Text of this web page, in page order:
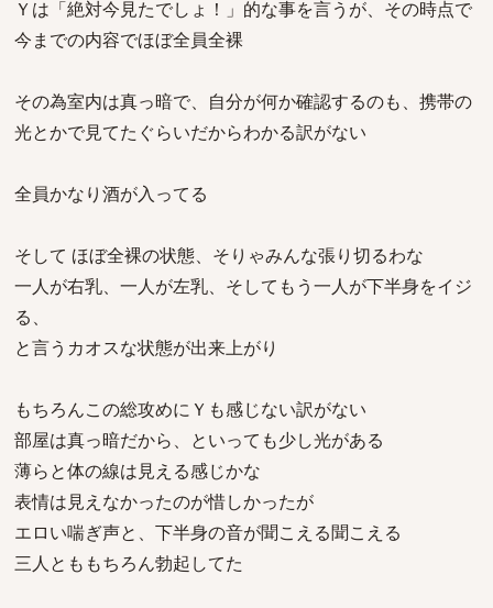
Ｙは「絶対今見たでしょ！」的な事を言うが、その時点で
今までの内容でほぼ全員全裸
その為室内は真っ暗で、自分が何か確認するのも、携帯の
光とかで見てたぐらいだからわかる訳がない
全員かなり酒が入ってる
そして ほぼ全裸の状態、そりゃみんな張り切るわな
一人が右乳、一人が左乳、そしてもう一人が下半身をイジ
る、
と言うカオスな状態が出来上がり
もちろんこの総攻めにＹも感じない訳がない
部屋は真っ暗だから、といっても少し光がある
薄らと体の線は見える感じかな
表情は見えなかったのが惜しかったが
エロい喘ぎ声と、下半身の音が聞こえる聞こえる
三人とももちろん勃起してた